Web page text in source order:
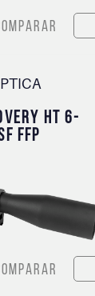
HT 6-
FFP